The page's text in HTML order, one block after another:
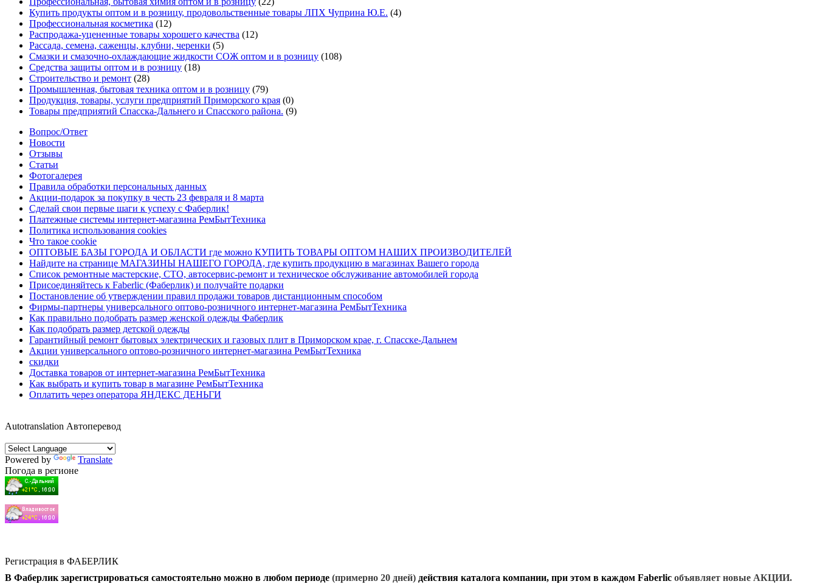
Купить продукты оптом и в розницу, продовольственные товары ЛПХ Чуприна Ю.Е. (4)
Профессиональная косметика (12)
Распродажа-уцененные товары хорошего качества (12)
Рассада, семена, саженцы, клубни, черенки (5)
Смазки и смазочно-охлаждающие жидкости СОЖ оптом и в розницу (108)
Средства защиты оптом и в розницу (18)
Строительство и ремонт (28)
Промышленная, бытовая техника оптом и в розницу (79)
Продукция, товары, услуги предприятий Приморского края (0)
Товары предприятий Спасска-Дальнего и Спасского района. (9)
Вопрос/Ответ
Новости
Отзывы
Статьи
Фотогалерея
Правила обработки персональных данных
Акции-подарок за покупку в честь 23 февраля и 8 марта
Сделай свои первые шаги к успеху с Фаберлик!
Платежные системы интернет-магазина РемБытТехника
Политика использования cookies
Что такое cookie
ОПТОВЫЕ БАЗЫ ГОРОДА И ОБЛАСТИ где можно КУПИТЬ ТОВАРЫ ОПТОМ НАШИХ ПРОИЗВОДИТЕЛЕЙ
Найдите на странице МАГАЗИНЫ НАШЕГО ГОРОДА, где купить продукцию в магазинах Вашего города
Список ремонтные мастерские, СТО, автосервис-ремонт и техническое обслуживание автомобилей города
Присоединяйтесь к Faberlic (Фаберлик) и получайте подарки
Постановление об утверждении правил продажи товаров дистанционным способом
Фирмы-партнеры универсального оптово-розничного интернет-магазина РемБытТехника
Как правильно подобрать размер женской одежды Фаберлик
Как подобрать размер детской одежды
Гарантийный ремонт бытовых электрических и газовых плит в Приморском крае, г. Спасске-Дальнем
Акции универсального оптово-розничного интернет-магазина РемБытТехника
скидки
Доставка товаров от интернет-магазина РемБытТехника
Как выбрать и купить товар в магазине РемБытТехника
Оплатить через оператора ЯНДЕКС ДЕНЬГИ
Autotranslation Автоперевод
Powered by
Translate
Погода в регионе
Регистрация в ФАБЕРЛИК
В Фаберлик зарегистрироваться самостоятельно можно в любом периоде (примерно 20 дней) действия каталога компании, при этом в каждом Faberlic объявляет новые АКЦИИ.